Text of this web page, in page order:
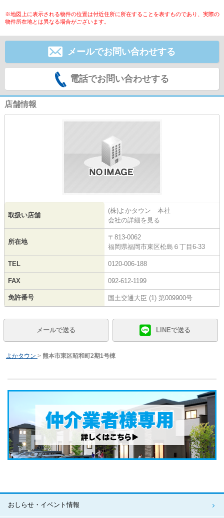
※地図上に表示される物件の位置は付近住所に所在することを表すものであり、実際の
物件所在地とは異なる場合がございます。
メールでお問い合わせする
電話でお問い合わせする
店舗情報
取扱い店舗
(株)よかタウン 本社
会社の詳細を見る
所在地
〒813-0062
福岡県福岡市東区松島６丁目6-33
TEL 0120-006-188
FAX 092-612-1199
免許番号 国土交通大臣 (1) 第009900号
メールで送る LINEで送る
よかタウン > 熊本市東区昭和町2期1号棟
おしらせ・イベント情報